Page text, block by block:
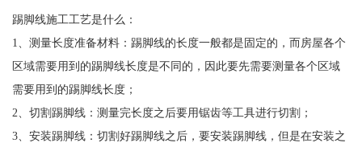
踢脚线施工工艺是什么：
1、测量长度准备材料：踢脚线的长度一般都是固定的，而房屋各个
区域需要用到的踢脚线长度是不同的，因此要先需要测量各个区域
需要用到的踢脚线长度；
2、切割踢脚线：测量完长度之后要用锯齿等工具进行切割；
3、安装踢脚线：切割好踢脚线之后，要安装踢脚线，但是在安装之